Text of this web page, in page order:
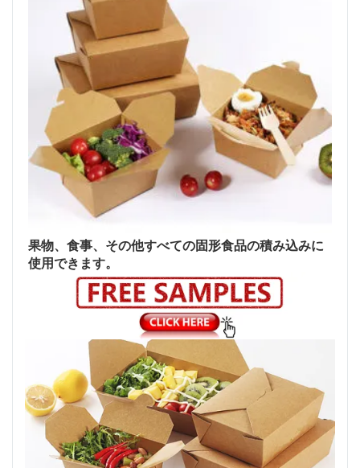
果物、食事、その他すべての固形食品の積み込みに
使用できます。